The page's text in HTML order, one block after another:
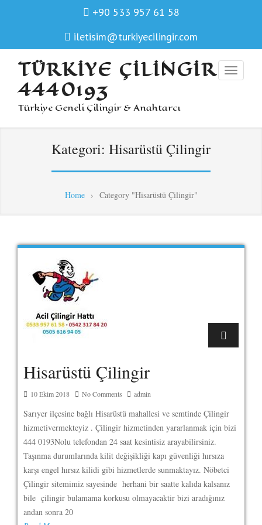
+90 533 957 61 58
iletisim@turkiyecilingir.com
TÜRKIYE ÇILINGIR
4440193
Türkiye Geneli Çilingir & Anahtarcı
Kategori: Hisarüstü Çilingir
Home› Category "Hisarüstü Çilingir"
Hisarüstü Çilingir
10 Ekim 2018 No Comments admin
Sarıyer ilçesine bağlı Hisarüstü mahallesi ve semtinde Çilingir
hizmetivermekteyiz . Çilingir hizmetinden yararlanmak için bizi
444 0193Nolu telefondan 24 saat kesintisiz arayabilirsiniz.
Taşınma durumlarında kilit değişikliği kapı güvenliği hırsıza
karşı engel hırsız kilidi gibi hizmetlerde sunmaktayız. Nöbetci
Çilingir sitemimiz sayesinde herhani bir saatte kalıda kalsanız
bile çilingir bulamama korkusu olmayacaktir bizi aradığınız
andan sonra 20